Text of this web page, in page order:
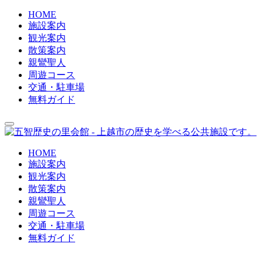
HOME
施設案内
観光案内
散策案内
親鸞聖人
周遊コース
交通・駐車場
無料ガイド
HOME
施設案内
観光案内
散策案内
親鸞聖人
周遊コース
交通・駐車場
無料ガイド